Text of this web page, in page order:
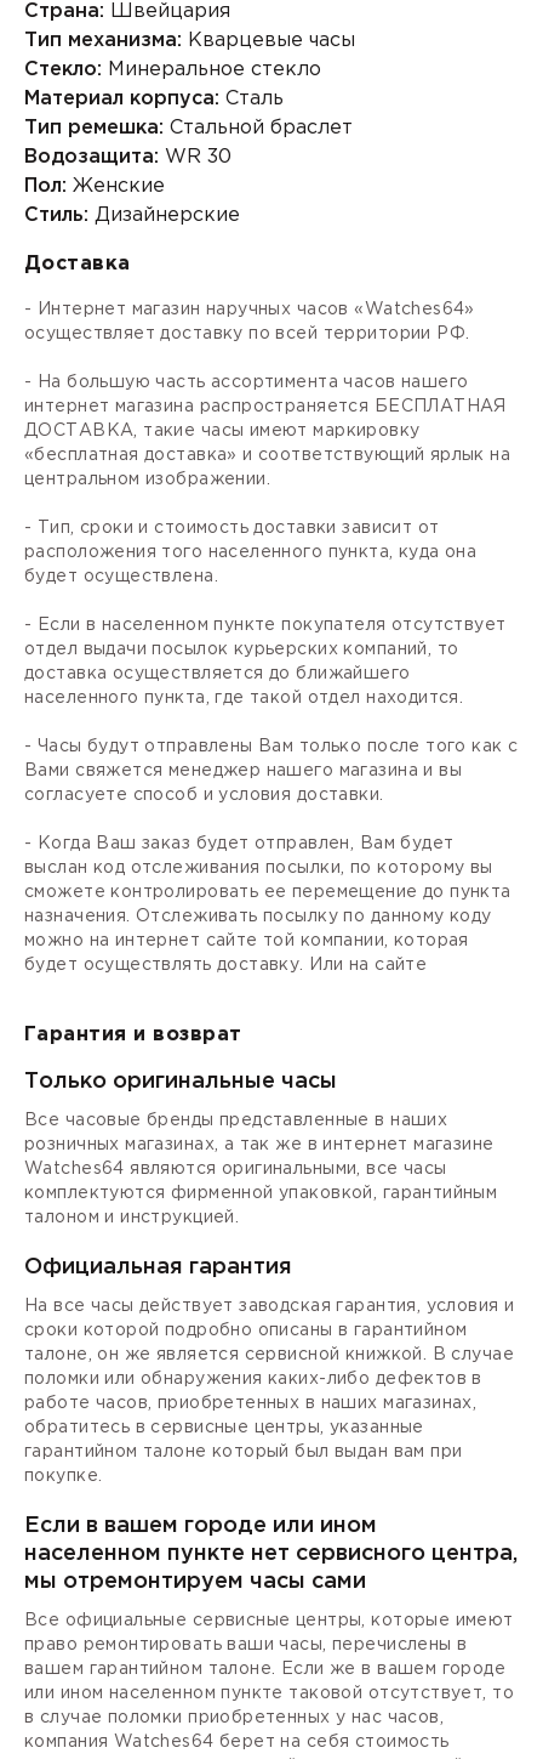
Страна: Швейцария
Тип механизма: Кварцевые часы
Стекло: Минеральное стекло
Материал корпуса: Сталь
Тип ремешка: Стальной браслет
Водозащита: WR 30
Пол: Женские
Стиль: Дизайнерские
Доставка
- Интернет магазин наручных часов «Watches64»
осуществляет доставку по всей территории РФ.
- На большую часть ассортимента часов нашего
интернет магазина распространяется БЕСПЛАТНАЯ
ДОСТАВКА, такие часы имеют маркировку
«бесплатная доставка» и соответствующий ярлык на
центральном изображении.
- Тип, сроки и стоимость доставки зависит от
расположения того населенного пункта, куда она
будет осуществлена.
- Если в населенном пункте покупателя отсутствует
отдел выдачи посылок курьерских компаний, то
доставка осуществляется до ближайшего
населенного пункта, где такой отдел находится.
- Часы будут отправлены Вам только после того как с
Вами свяжется менеджер нашего магазина и вы
согласуете способ и условия доставки.
- Когда Ваш заказ будет отправлен, Вам будет
выслан код отслеживания посылки, по которому вы
сможете контролировать ее перемещение до пункта
назначения. Отслеживать посылку по данному коду
можно на интернет сайте той компании, которая
будет осуществлять доставку. Или на сайте
Гарантия и возврат
Только оригинальные часы
Все часовые бренды представленные в наших
розничных магазинах, а так же в интернет магазине
Watches64 являются оригинальными, все часы
комплектуются фирменной упаковкой, гарантийным
талоном и инструкцией.
Официальная гарантия
На все часы действует заводская гарантия, условия и
сроки которой подробно описаны в гарантийном
талоне, он же является сервисной книжкой. В случае
поломки или обнаружения каких-либо дефектов в
работе часов, приобретенных в наших магазинах,
обратитесь в сервисные центры, указанные
гарантийном талоне который был выдан вам при
покупке.
Если в вашем городе или ином
населенном пункте нет сервисного центра,
мы отремонтируем часы сами
Все официальные сервисные центры, которые имеют
право ремонтировать ваши часы, перечислены в
вашем гарантийном талоне. Если же в вашем городе
или ином населенном пункте таковой отсутствует, то
в случае поломки приобретенных у нас часов,
компания Watches64 берет на себя стоимость